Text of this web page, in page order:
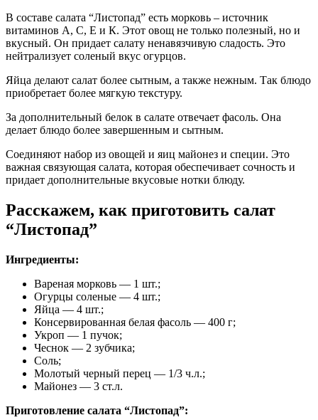
В составе салата “Листопад” есть морковь – источник
витаминов А, С, Е и К. Этот овощ не только полезный, но и
вкусный. Он придает салату ненавязчивую сладость. Это
нейтрализует соленый вкус огурцов.
Яйца делают салат более сытным, а также нежным. Так блюдо
приобретает более мягкую текстуру.
За дополнительный белок в салате отвечает фасоль. Она
делает блюдо более завершенным и сытным.
Соединяют набор из овощей и яиц майонез и специи. Это
важная связующая салата, которая обеспечивает сочность и
придает дополнительные вкусовые нотки блюду.
Расскажем, как приготовить салат
“Листопад”
Ингредиенты:
Вареная морковь — 1 шт.;
Огурцы соленые — 4 шт.;
Яйца — 4 шт.;
Консервированная белая фасоль — 400 г;
Укроп — 1 пучок;
Чеснок — 2 зубчика;
Соль;
Молотый черный перец — 1/3 ч.л.;
Майонез — 3 ст.л.
Приготовление салата “Листопад”: